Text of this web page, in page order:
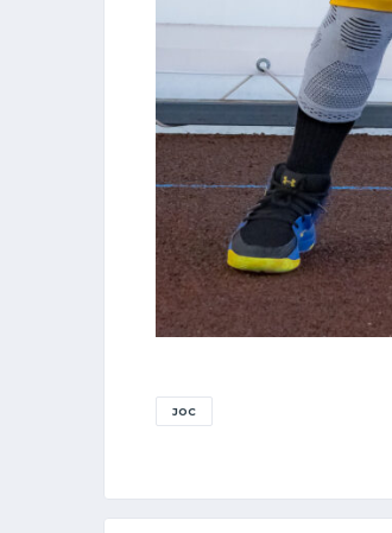
JOC